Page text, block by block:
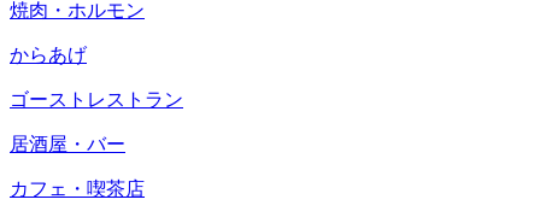
焼肉・ホルモン
からあげ
ゴーストレストラン
居酒屋・バー
カフェ・喫茶店